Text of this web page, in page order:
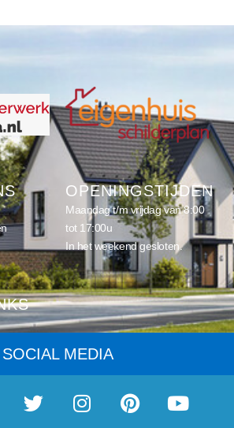
OPENINGSTIJDEN
Maandag t/m vrijdag van 8:00
tot 17:00u
In het weekend gesloten.
SOCIAL MEDIA